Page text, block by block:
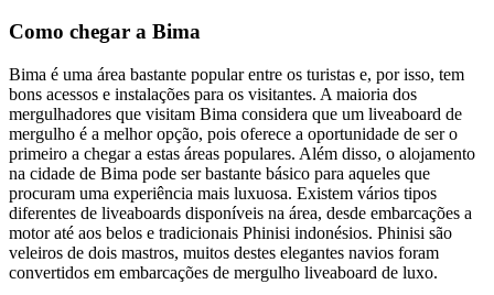
Como chegar a Bima
Bima é uma área bastante popular entre os turistas e, por isso, tem
bons acessos e instalações para os visitantes. A maioria dos
mergulhadores que visitam Bima considera que um liveaboard de
mergulho é a melhor opção, pois oferece a oportunidade de ser o
primeiro a chegar a estas áreas populares. Além disso, o alojamento
na cidade de Bima pode ser bastante básico para aqueles que
procuram uma experiência mais luxuosa. Existem vários tipos
diferentes de liveaboards disponíveis na área, desde embarcações a
motor até aos belos e tradicionais Phinisi indonésios. Phinisi são
veleiros de dois mastros, muitos destes elegantes navios foram
convertidos em embarcações de mergulho liveaboard de luxo.